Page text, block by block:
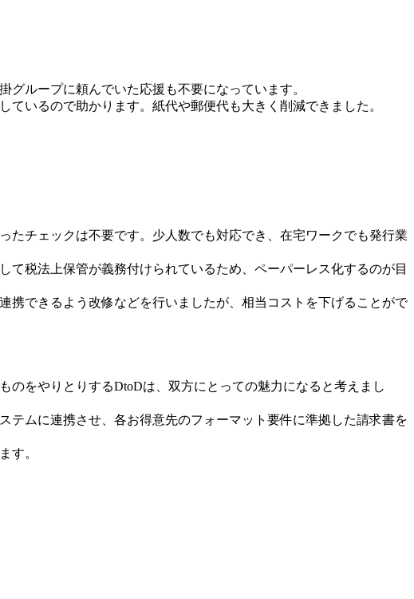
ループに頼んでいた応援も不要になっています。
いるので助かります。紙代や郵便代も大きく削減できました。
チェックは不要です。少人数でも対応でき、在宅ワークでも発行業
税法上保管が義務付けられているため、ペーパーレス化するのが目
携できるよう改修などを行いましたが、相当コストを下げることがで
をやりとりするDtoDは、双方にとっての魅力になると考えまし
ムに連携させ、各お得意先のフォーマット要件に準拠した請求書を
す。